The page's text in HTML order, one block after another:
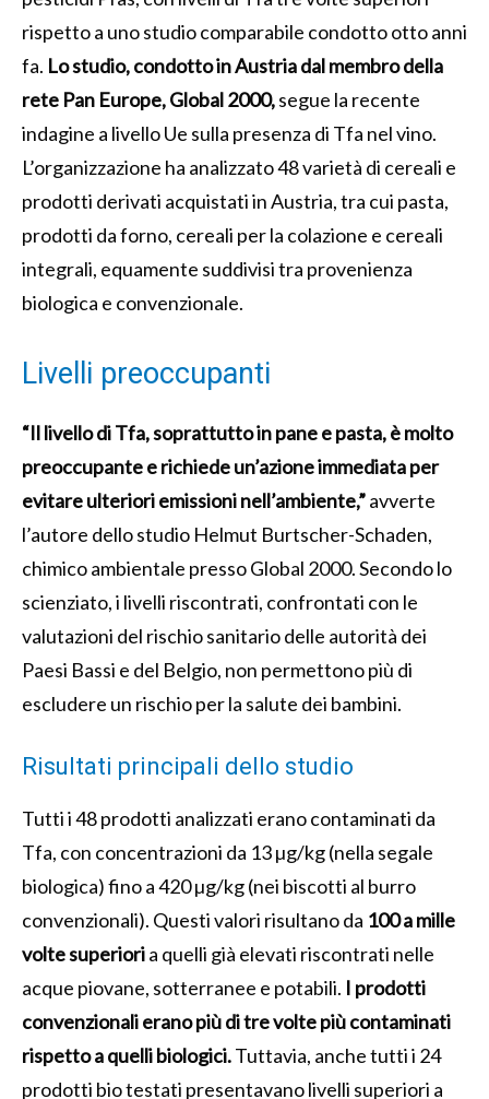
rispetto a uno studio comparabile condotto otto anni
fa. Lo studio, condotto in Austria dal membro della
rete Pan Europe, Global 2000,segue la recente
indagine a livello Ue sulla presenza di Tfa nel vino.
L’organizzazione ha analizzato 48 varietà di cereali e
prodotti derivati acquistati in Austria, tra cui pasta,
prodotti da forno, cereali per la colazione e cereali
integrali, equamente suddivisi tra provenienza
biologica e convenzionale.
Livelli preoccupanti
“Il livello di Tfa, soprattutto in pane e pasta, è molto
preoccupante e richiede un’azione immediata per
evitare ulteriori emissioni nell’ambiente,”avverte
l’autore dello studio Helmut Burtscher-Schaden,
chimico ambientale presso Global 2000. Secondo lo
scienziato, i livelli riscontrati, confrontati con le
valutazioni del rischio sanitario delle autorità dei
Paesi Bassi e del Belgio, non permettono più di
escludere un rischio per la salute dei bambini.
Risultati principali dello studio
Tutti i 48 prodotti analizzati erano contaminati da
Tfa, con concentrazioni da 13 µg/kg (nella segale
biologica) fino a 420 µg/kg (nei biscotti al burro
convenzionali). Questi valori risultano da 100 a mille
volte superioria quelli già elevati riscontrati nelle
acque piovane, sotterranee e potabili. I prodotti
convenzionali erano più di tre volte più contaminati
rispetto a quelli biologici.Tuttavia, anche tutti i 24
prodotti bio testati presentavano livelli superiori a